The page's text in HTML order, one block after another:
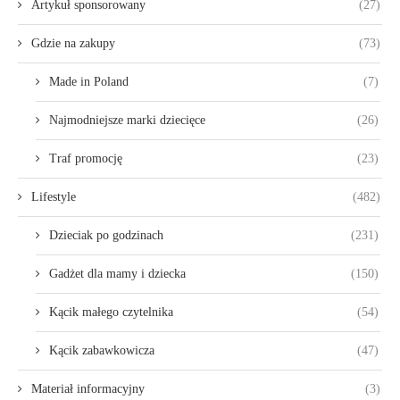
Artykuł sponsorowany (27)
Gdzie na zakupy (73)
Made in Poland (7)
Najmodniejsze marki dziecięce (26)
Traf promocję (23)
Lifestyle (482)
Dzieciak po godzinach (231)
Gadżet dla mamy i dziecka (150)
Kącik małego czytelnika (54)
Kącik zabawkowicza (47)
Materiał informacyjny (3)